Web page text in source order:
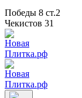
Победы 8 ст.2
Чекистов 31